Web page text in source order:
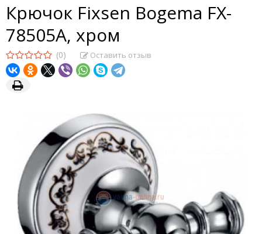
Крючок Fixsen Bogema FX-
78505A, хром
(0) Оставить отзыв